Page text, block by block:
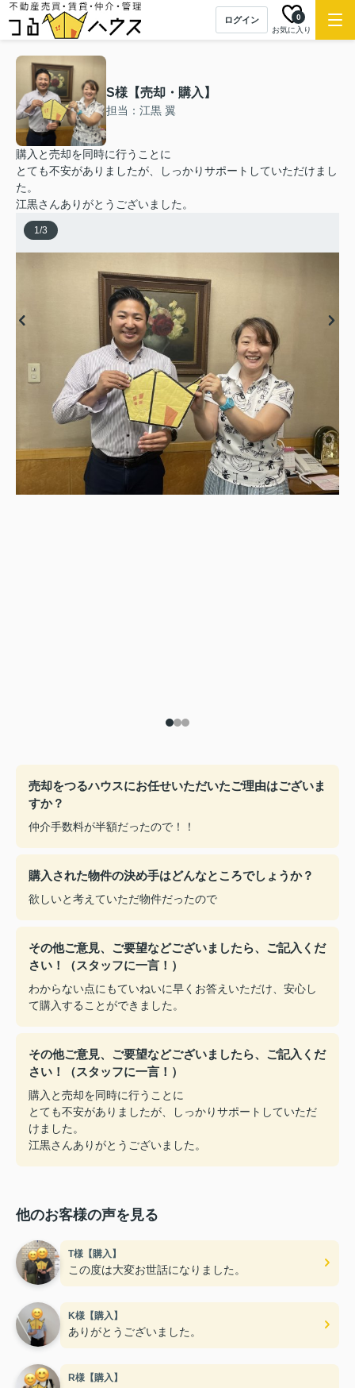
ログイン
お気に入り
0
S様【売却・購入】
担当：江黒 翼
購入と売却を同時に行うことに
とても不安がありましたが、しっかりサポートしていただけまし
た。
江黒さんありがとうございました。
1/3
売却をつるハウスにお任せいただいたご理由はございま
すか？
仲介手数料が半額だったので！！
購入された物件の決め手はどんなところでしょうか？
欲しいと考えていただ物件だったので
その他ご意見、ご要望などございましたら、ご記入くだ
さい！（スタッフに一言！）
わからない点にもていねいに早くお答えいただけ、安心し
て購入することができました。
その他ご意見、ご要望などございましたら、ご記入くだ
さい！（スタッフに一言！）
購入と売却を同時に行うことに
とても不安がありましたが、しっかりサポートしていただ
けました。
江黒さんありがとうございました。
他のお客様の声を見る
T様【購入】
この度は大変お世話になりました。
K様【購入】
ありがとうございました。
R様【購入】